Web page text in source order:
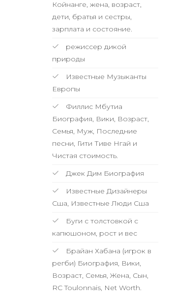
Койнанге, жена, возраст,
дети, братья и сестры,
зарплата и состояние.
режиссер дикой
природы
Известные Музыканты
Европы
Филлис Мбутиа
Биография, Вики, Возраст,
Семья, Муж, Последние
песни, Гити Тиве Нгай и
Чистая стоимость.
Джек Дим Биография
Известные Дизайнеры
Сша, Известные Люди Сша
Буги с толстовкой с
капюшоном, рост и вес
Брайан Хабана (игрок в
регби) Биография, Вики,
Возраст, Семья, Жена, Сын,
RC Toulonnais, Net Worth.